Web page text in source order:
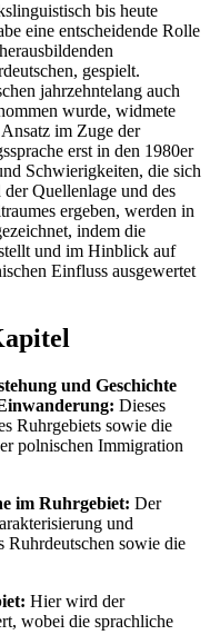
bis heute
eine entscheidende Rolle
gespielt.
jahrzehntelang auch
wurde, widmete
im Zuge der
erst in den 1980er
Schwierigkeiten, die sich
Quellenlage und des
ergeben, werden in
indem die
und im Hinblick auf
Einfluss ausgewertet
und Geschichte
Dieses
Ruhrgebiets sowie die
polnischen Immigration
im Ruhrgebiet: Der
und
Ruhrdeutschen sowie die
Hier wird der
wobei die sprachliche